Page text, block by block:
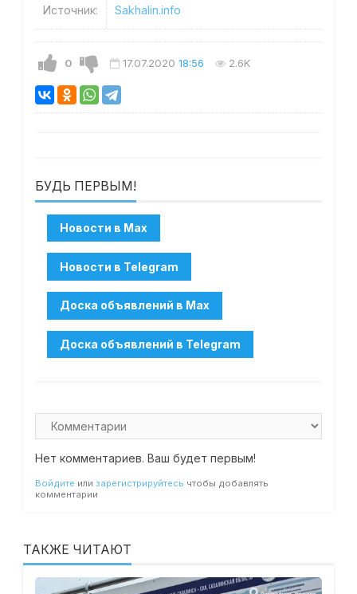
Источник: Sakhalin.info
0 17.07.2020 18:56 2.6K
БУДЬ ПЕРВЫМ!
Нет комментариев. Ваш будет первым!
Войдите или зарегистрируйтесь чтобы добавлять
комментарии
ТАКЖЕ ЧИТАЮТ